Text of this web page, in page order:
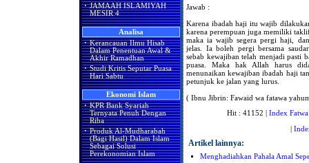
· JAMAAH ISLAMIYAH
MESIR 4
Analisa
· Kerancauan Ilmu Hisab
Dalam Penentuan Awal &
Akhir Ramadhan
· Studi Kritis Seputar Puasa
Hari Sabtu
Ekonomi Islam
· KPR Bank Syariah
Ternyata Penuh Dengan
Riba
· Produk Al-Mudharabah
(Bagi Hasil) Dalam Islam
Sebagai Solusi
Perekonomian Islam
Jawab :
Karena ibadah haji itu wajib
karena perempuan juga memiliki
maka ia wajib segera pergi haji,
jelas. Ia boleh pergi bersama
sebab kewajiban telah menjadi pasti
puasa. Maka hak Allah harus
menunaikan kewajiban ibadah haji
petunjuk ke jalan yang lurus.
( Ibnu Jibrin: Fawaid wa fatawa
Hit : 41152 | Index Fatwa
|
Artikel lainnya:
Menghadiahkan Pahala Amal